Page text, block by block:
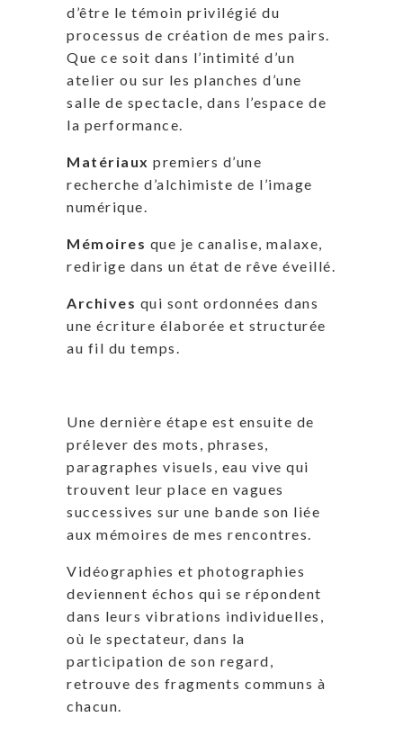
d’être le témoin privilégié du
processus de création de mes pairs.
Que ce soit dans l’intimité d’un
atelier ou sur les planches d’une
salle de spectacle, dans l’espace de
la performance.
Matériaux premiers d’une
recherche d’alchimiste de l’image
numérique.
Mémoires que je canalise, malaxe,
redirige dans un état de rêve éveillé.
Archives qui sont ordonnées dans
une écriture élaborée et structurée
au fil du temps.
Une dernière étape est ensuite de
prélever des mots, phrases,
paragraphes visuels, eau vive qui
trouvent leur place en vagues
successives sur une bande son liée
aux mémoires de mes rencontres.
Vidéographies et photographies
deviennent échos qui se répondent
dans leurs vibrations individuelles,
où le spectateur, dans la
participation de son regard,
retrouve des fragments communs à
chacun.